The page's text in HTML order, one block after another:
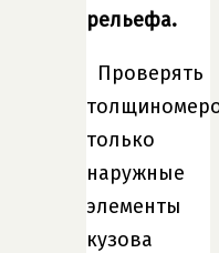
рельефа.
Проверять
только
наружные
элементы
кузова